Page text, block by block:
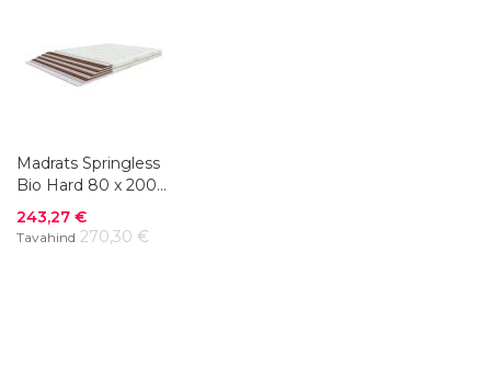
Madrats Springless
Bio Hard 80 x 200
cm
Soodushind
243,27 €
Tavahind 270,30 €